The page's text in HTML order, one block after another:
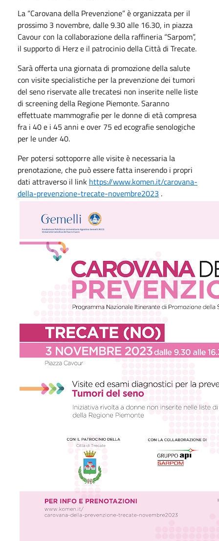
La “Carovana della Prevenzione” è organizzata per il
prossimo 3 novembre, dalle 9.30 alle 16.30, in piazza
Cavour con la collaborazione della raffineria “Sarpom”,
il supporto di Herz e il patrocinio della Città di Trecate.
Sarà offerta una giornata di promozione della salute
con visite specialistiche per la prevenzione dei tumori
del seno riservate alle trecatesi non inserite nelle liste
di screening della Regione Piemonte. Saranno
effettuate mammografie per le donne di età compresa
fra i 40 e i 45 anni e over 75 ed ecografie senologiche
per le under 40.
Per potersi sottoporre alle visite è necessaria la
prenotazione, che può essere fatta inserendo i propri
dati attraverso il link https://www.komen.it/carovana-
della-prevenzione-trecate-novembre2023 .